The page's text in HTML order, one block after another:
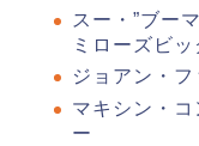
スー・”ブー
ミローズビッ
ジョアン・
マキシン・
ー